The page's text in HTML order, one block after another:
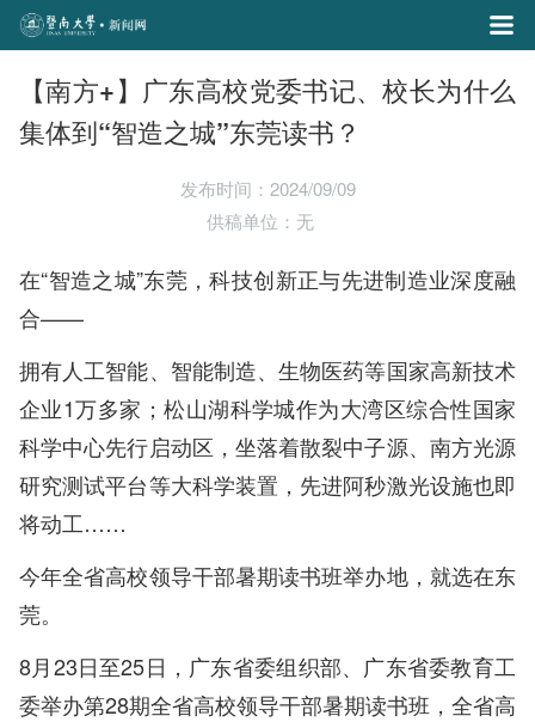
【南方+】广东高校党委书记、校长为什么
集体到“智造之城”东莞读书？
发布时间：2024/09/09
供稿单位：无
在“智造之城”东莞，科技创新正与先进制造业深度融
合——
拥有人工智能、智能制造、生物医药等国家高新技术
企业1万多家；松山湖科学城作为大湾区综合性国家
科学中心先行启动区，坐落着散裂中子源、南方光源
研究测试平台等大科学装置，先进阿秒激光设施也即
将动工……
今年全省高校领导干部暑期读书班举办地，就选在东
莞。
8月23日至25日，广东省委组织部、广东省委教育工
委举办第28期全省高校领导干部暑期读书班，全省高